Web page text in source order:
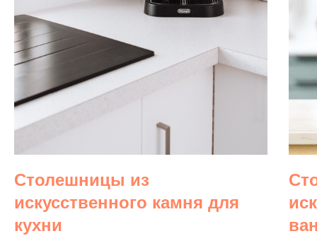
Столешницы из
искусственного камня для
кухни